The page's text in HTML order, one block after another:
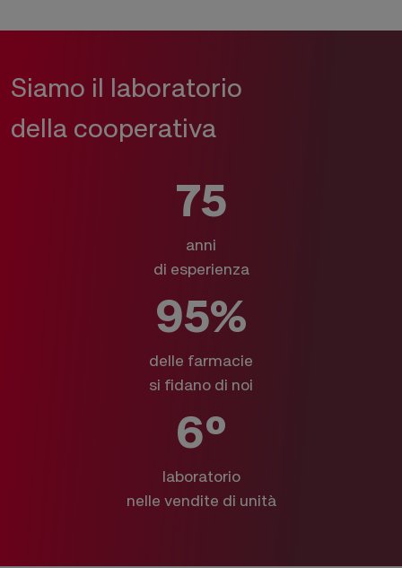
Siamo il laboratorio
della cooperativa
75
anni
di esperienza
95%
delle farmacie
si fidano di noi
6º
laboratorio
nelle vendite di unità